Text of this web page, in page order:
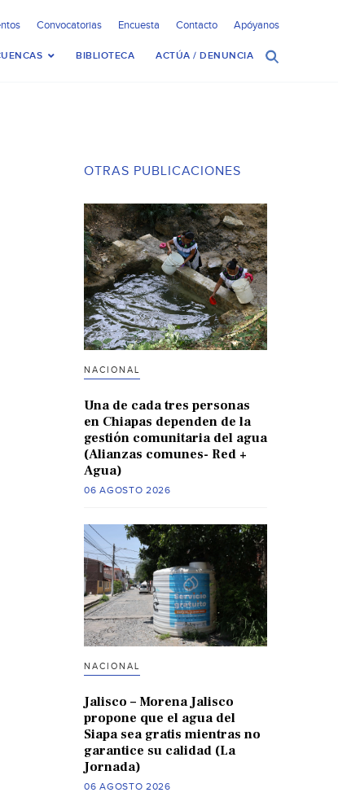
Convocatorias Encuesta Contacto Apóyanos
BIBLIOTECA ACTÚA / DENUNCIA
OTRAS PUBLICACIONES
NACIONAL
Una de cada tres personas
en Chiapas dependen de la
gestión comunitaria del agua
(Alianzas comunes- Red +
Agua)
06 AGOSTO 2026
NACIONAL
Jalisco – Morena Jalisco
propone que el agua del
Siapa sea gratis mientras no
garantice su calidad (La
Jornada)
06 AGOSTO 2026